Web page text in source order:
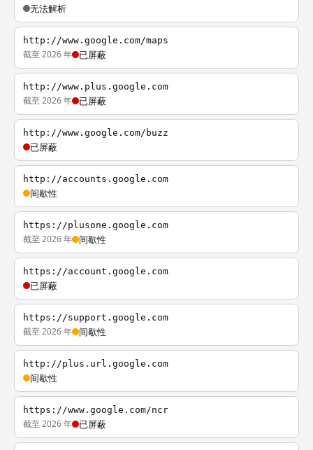
无法解析
http://www.google.com/maps
截至 2026 年 已屏蔽
http://www.plus.google.com
截至 2026 年 已屏蔽
http://www.google.com/buzz
已屏蔽
http://accounts.google.com
间歇性
https://plusone.google.com
截至 2026 年 间歇性
https://account.google.com
已屏蔽
https://support.google.com
截至 2026 年 间歇性
http://plus.url.google.com
间歇性
https://www.google.com/ncr
截至 2026 年 已屏蔽